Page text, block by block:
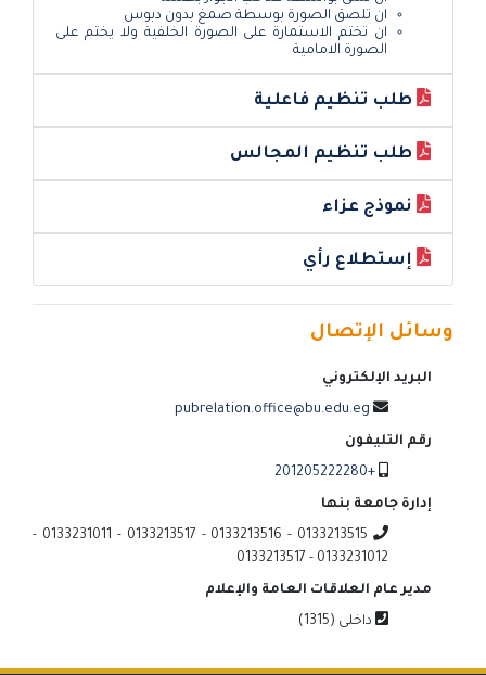
ان تلصق الصورة بوسطة صمغ بدون دبوس
ان تختم الاستمارة على الصورة الخلفية ولا يختم على
الصورة الامامية
طلب تنظيم فاعلية
طلب تنظيم المجالس
نموذج عزاء
إستطلاع رأي
وسائل الإتصال
البريد الإلكتروني
pubrelation.office@bu.edu.eg
رقم التليفون
+201205222280
إدارة جامعة بنها
0133213515 - 0133213516 - 0133213517 - 0133231011 -
0133231012 - 0133213517
مدير عام العلاقات العامة والإعلام
داخلى (1315)